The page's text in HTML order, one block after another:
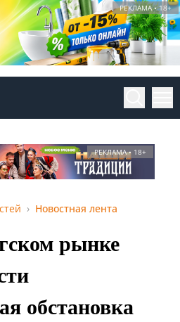
РЕКЛАМА • 18+
РЕКЛАМА • 18+
Новостная лента
рынке
обстановка